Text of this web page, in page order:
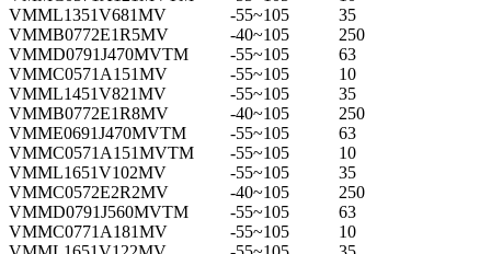
VMML1351V681MV
-55~105
35
VMMB0772E1R5MV
-40~105
250
VMMD0791J470MVTM
-55~105
63
VMMC0571A151MV
-55~105
10
VMML1451V821MV
-55~105
35
VMMB0772E1R8MV
-40~105
250
VMME0691J470MVTM
-55~105
63
VMMC0571A151MVTM
-55~105
10
VMML1651V102MV
-55~105
35
VMMC0572E2R2MV
-40~105
250
VMMD0791J560MVTM
-55~105
63
VMMC0771A181MV
-55~105
10